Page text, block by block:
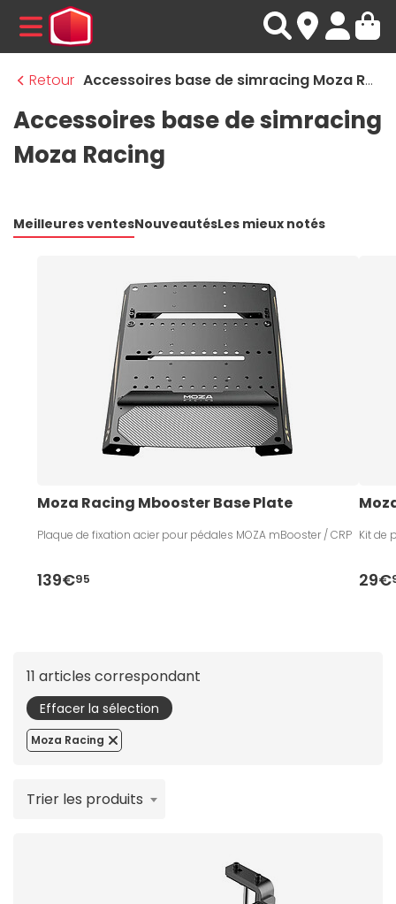
MENU
Retour
Accessoires base de simracing Moza Racing
Accessoires base de simracing
Moza Racing
Meilleures ventesNouveautésLes mieux notés
Moza Racing Mbooster Base Plate
Plaque de fixation acier pour pédales MOZA mBooster / CRP
139€95
Kit de
29€
11 articles correspondant
Effacer la sélection
Moza Racing
Trier les produits